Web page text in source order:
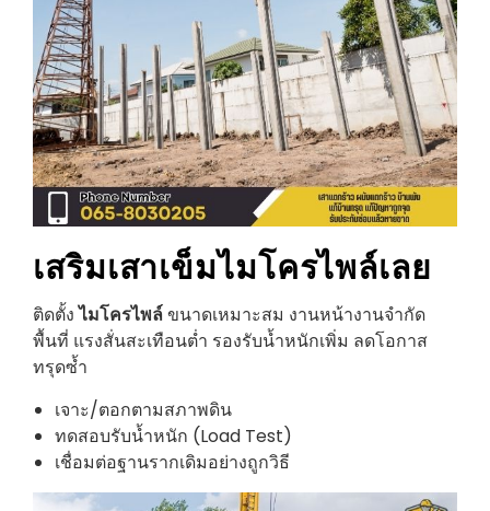
เสริมเสาเข็มไมโครไพล์เลย
ติดตั้งไมโครไพล์ขนาดเหมาะสม งานหน้างานจำกัด
พื้นที่ แรงสั่นสะเทือนต่ำ รองรับน้ำหนักเพิ่ม ลดโอกาส
ทรุดซ้ำ
เจาะ/ตอกตามสภาพดิน
ทดสอบรับน้ำหนัก (Load Test)
เชื่อมต่อฐานรากเดิมอย่างถูกวิธี